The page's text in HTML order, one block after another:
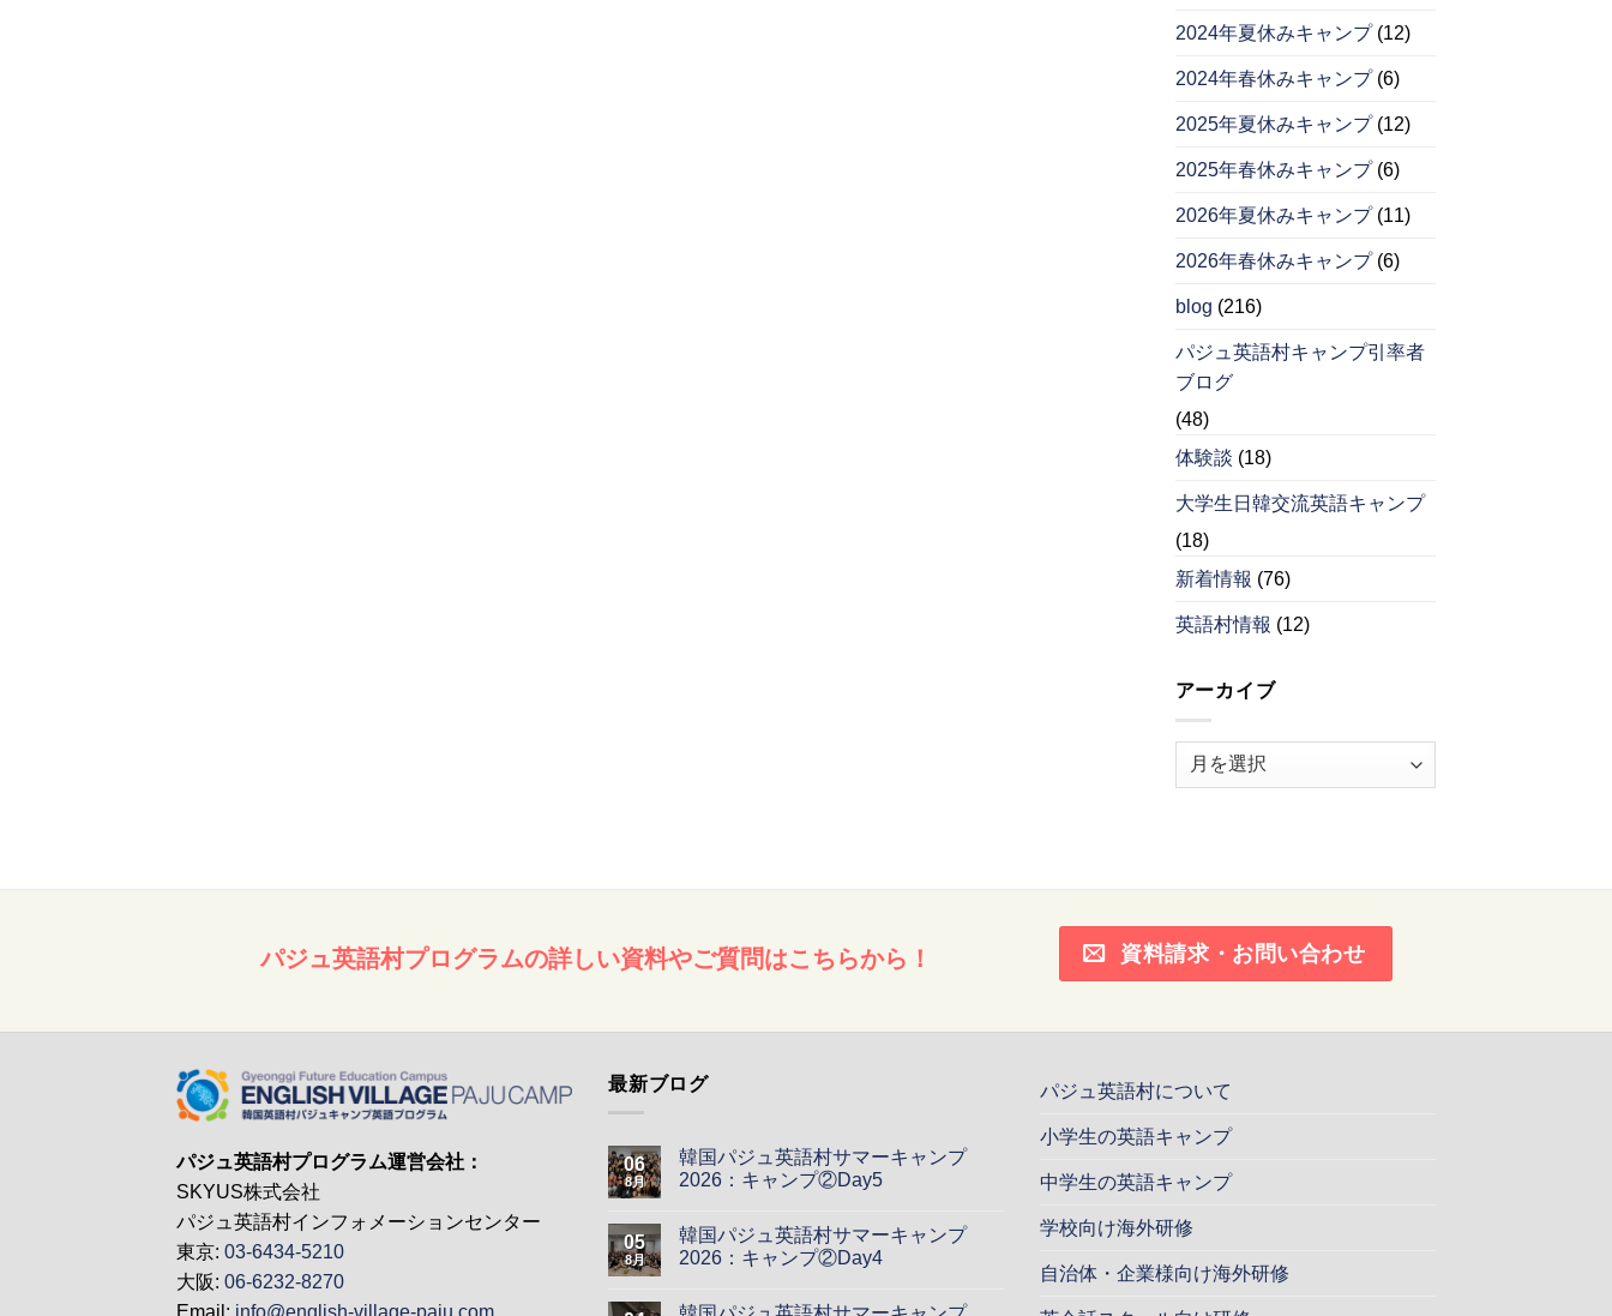
2024年夏休みキャンプ(12)
2024年春休みキャンプ(6)
2025年夏休みキャンプ(12)
2025年春休みキャンプ(6)
2026年夏休みキャンプ(11)
2026年春休みキャンプ(6)
blog (216)
パジュ英語村キャンプ引率者
ブログ
(48)
体験談 (18)
大学生日韓交流英語キャンプ
(18)
新着情報 (76)
英語村情報 (12)
アーカイブ
パジュ英語村プログラムの詳しい資料やご質問はこちらから！ 資料請求・お問い合わせ
パジュ英語村プログラム運営会社：
SKYUS株式会社
パジュ英語村インフォメーションセンター
東京: 03-6434-5210
大阪: 06-6232-8270
Email: info@english-village-paju.com
最新ブログ
06
8月
韓国パジュ英語村サマーキャンプ
2026：キャンプ②Day5
05
8月
韓国パジュ英語村サマーキャンプ
2026：キャンプ②Day4
パジュ英語村について
小学生の英語キャンプ
中学生の英語キャンプ
学校向け海外研修
自治体・企業様向け海外研修